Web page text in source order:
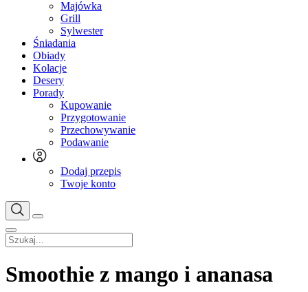
Majówka
Grill
Sylwester
Śniadania
Obiady
Kolacje
Desery
Porady
Kupowanie
Przygotowanie
Przechowywanie
Podawanie
Dodaj przepis
Twoje konto
Smoothie z mango i ananasa